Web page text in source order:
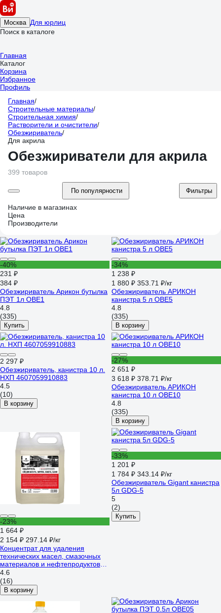
Москва Для юрлиц
Поиск в каталоге
Главная
Каталог
Корзина
Избранное
Профиль
Главная/
Строительные материалы/
Строительная химия/
Растворители и очистители/
Обезжириватель/
Для акрила
Обезжириватели для акрила
399 товаров
По популярности Фильтры
Наличие в магазинах
Цена
Производители
-40%
231 ₽
384 ₽
Обезжириватель Арикон бутылка
ПЭТ 1л OBE1
4.8
(335)
Купить
-34%
1 238 ₽
1 880 ₽ 353.71 ₽/кг
Обезжириватель АРИКОН
канистра 5 л OBE5
4.8
(335)
В корзину
2 297 ₽
Обезжириватель, канистра 10 л.
НХП 4607059910883
4.5
(10)
В корзину
-27%
2 651 ₽
3 618 ₽ 378.71 ₽/кг
Обезжириватель АРИКОН
канистра 10 л OBE10
4.8
(335)
В корзину
-23%
1 664 ₽
2 154 ₽ 297.14 ₽/кг
Концентрат для удаления
технических масел, смазочных
материалов и нефтепродуктов
PROSEPT Duty Oil, 5л 125-5
4.6
(16)
В корзину
-33%
1 201 ₽
1 784 ₽ 343.14 ₽/кг
Обезжириватель Gigant канистра
5л GDG-5
5
(2)
Купить